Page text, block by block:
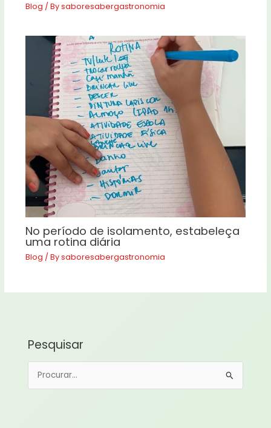
Blog / Bysaboresabergastronomia
No período de isolamento, estabeleça
uma rotina diária
Blog / Bysaboresabergastronomia
Pesquisar